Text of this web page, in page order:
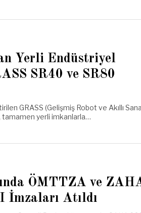
Yerli Endüstriyel
SR40 ve SR80
GRASS (Gelişmiş Robot ve Akıllı
tamamen yerli imkanlarla…
ÖMTTZA ve
Atıldı